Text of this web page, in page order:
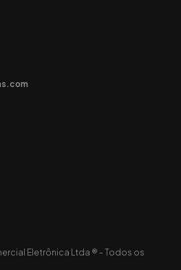
Eletrônica Ltda ® - Todos os